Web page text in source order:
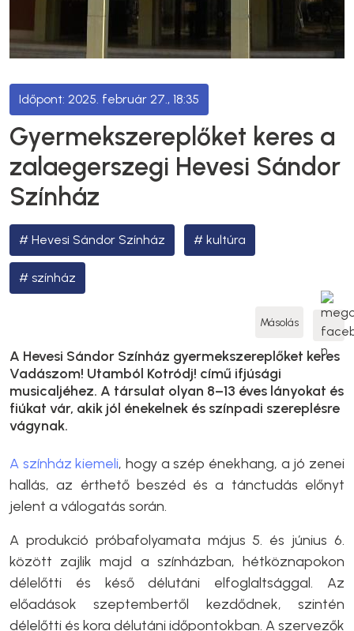
2025. február 27., 18:35
Gyermekszereplőket keres a
zalaegerszegi Hevesi Sándor
Színház
Hevesi Sándor Színház kultúra
színház
Másolás
A Hevesi Sándor Színház gyermekszereplőket keres
Vadászom! Utamból Kotródj! című ifjúsági
musicaljéhez. A társulat olyan 8–13 éves lányokat és
fiúkat vár, akik jól énekelnek és színpadi szereplésre
vágynak.
A színház kiemeli, hogy a szép énekhang, a jó zenei
hallás, az érthető beszéd és a tánctudás előnyt
jelent a válogatás során.
A produkció próbafolyamata május 5. és június 6.
között zajlik majd a színházban, hétköznapokon
délelőtti és késő délutáni elfoglaltsággal. Az
előadások szeptembertől kezdődnek, szintén
délelőtti és kora délutáni időpontokban. A szervezők